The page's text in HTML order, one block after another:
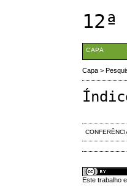
12ª
CAPA
Capa >
Este trabalho